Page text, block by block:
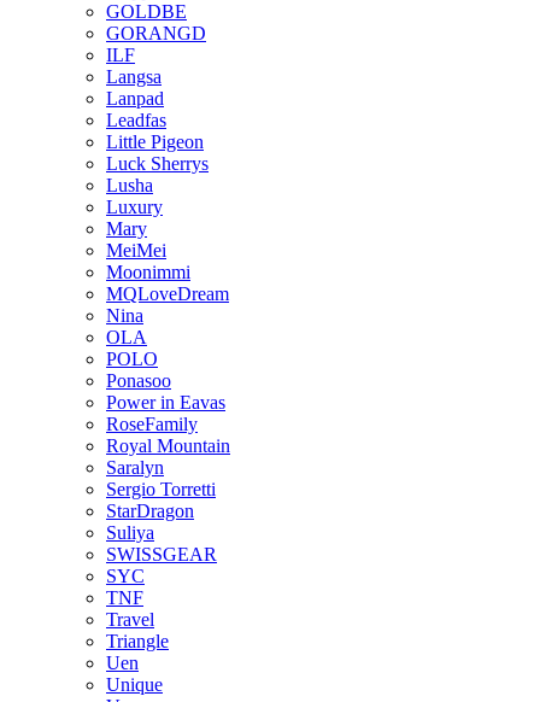
GOLDBE
GORANGD
ILF
Langsa
Lanpad
Leadfas
Little Pigeon
Luck Sherrys
Lusha
Luxury
Mary
MeiMei
Moonimmi
MQLoveDream
Nina
OLA
POLO
Ponasoo
Power in Eavas
RoseFamily
Royal Mountain
Saralyn
Sergio Torretti
StarDragon
Suliya
SWISSGEAR
SYC
TNF
Travel
Triangle
Uen
Unique